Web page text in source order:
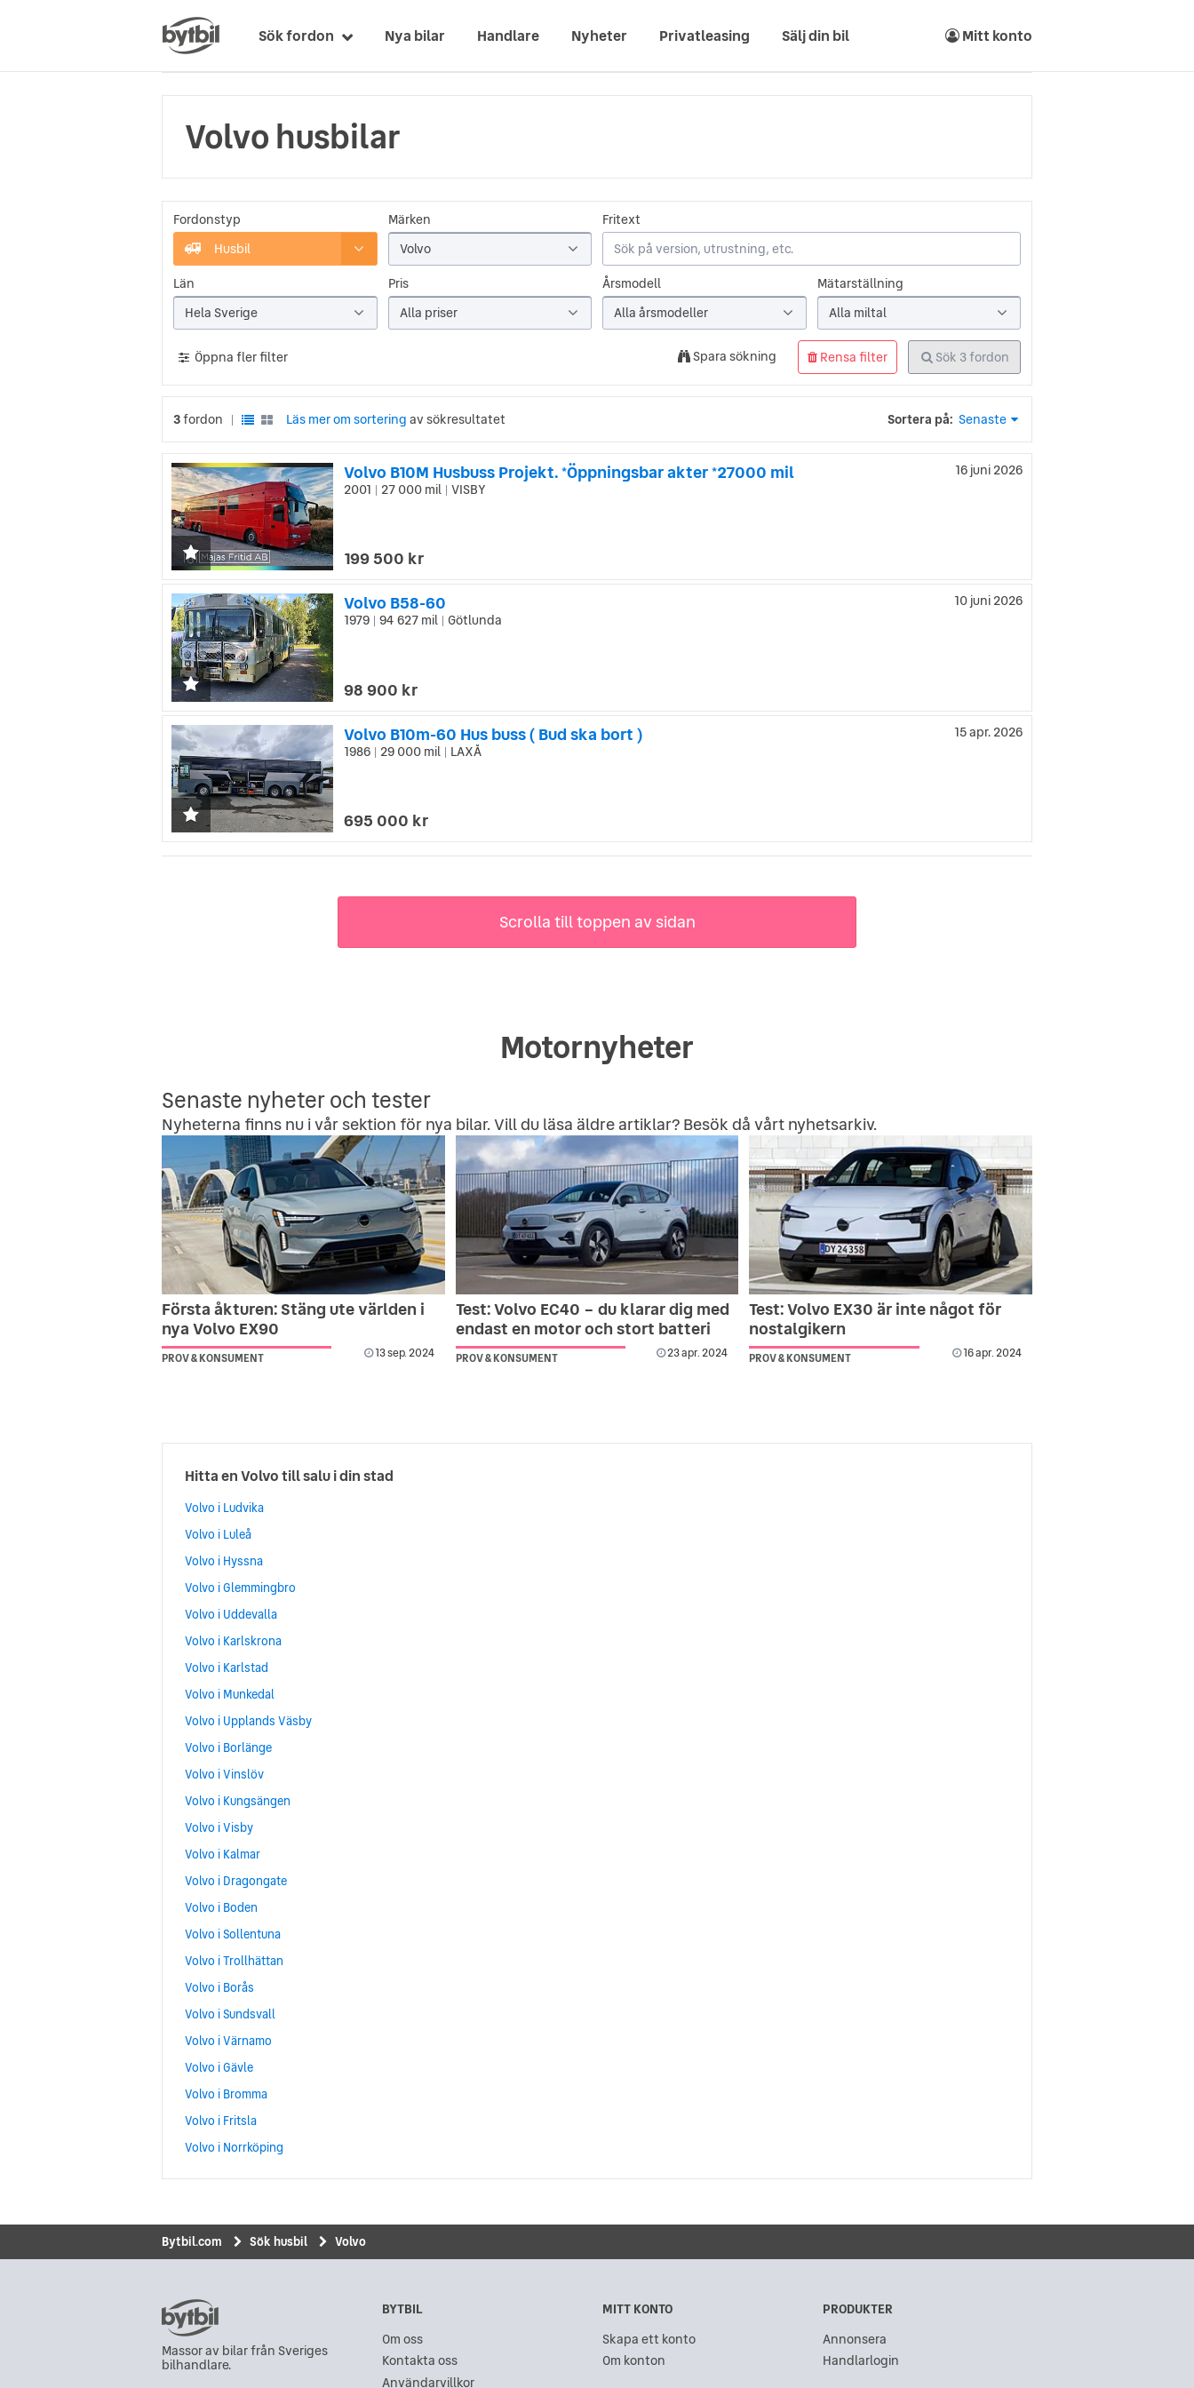
Sök fordon Nya bilar Handlare Nyheter Privatleasing Sälj din bil Mitt konto
Volvo husbilar
Fordonstyp
Husbil
Märken
Volvo
Fritext
Län
Hela Sverige
Pris
Alla priser
Årsmodell
Alla årsmodeller
Mätarställning
Alla miltal
Öppna fler filter Spara sökning Rensa filter Sök 3fordon
3fordon Läs mer om sortering av sökresultatet Sortera på: Senaste
Volvo B10M Husbuss Projekt. *Öppningsbar akter *27000 mil
2001 27 000 mil VISBY
16 juni 2026
199 500 kr
Volvo B58-60
1979 94 627 mil Götlunda
10 juni 2026
98 900 kr
Volvo B10m-60 Hus buss ( Bud ska bort )
1986 29 000 mil LAXÅ
15 apr. 2026
695 000 kr
Scrolla till toppen av sidan
Motornyheter
Senaste nyheter och tester
Nyheterna finns nu i vår sektion för nya bilar. Vill du läsa äldre artiklar? Besök då vårtnyhetsarkiv.
Första åkturen: Stäng ute världen i
nya Volvo EX90
PROV & KONSUMENT 13 sep. 2024
Test: Volvo EC40 – du klarar dig med
endast en motor och stort batteri
PROV & KONSUMENT 23 apr. 2024
Test: Volvo EX30 är inte något för
nostalgikern
PROV & KONSUMENT 16 apr. 2024
Hitta en Volvo till salu i din stad
Volvo i Ludvika
Volvo i Luleå
Volvo i Hyssna
Volvo i Glemmingbro
Volvo i Uddevalla
Volvo i Karlskrona
Volvo i Karlstad
Volvo i Munkedal
Volvo i Upplands Väsby
Volvo i Borlänge
Volvo i Vinslöv
Volvo i Kungsängen
Volvo i Visby
Volvo i Kalmar
Volvo i Dragongate
Volvo i Boden
Volvo i Sollentuna
Volvo i Trollhättan
Volvo i Borås
Volvo i Sundsvall
Volvo i Värnamo
Volvo i Gävle
Volvo i Bromma
Volvo i Fritsla
Volvo i Norrköping
Bytbil.com Sök husbil Volvo
Massor av bilar från Sveriges
bilhandlare.
BYTBIL
Om oss
Kontakta oss
Användarvillkor
MITT KONTO
Skapa ett konto
Om konton
PRODUKTER
Annonsera
Handlarlogin